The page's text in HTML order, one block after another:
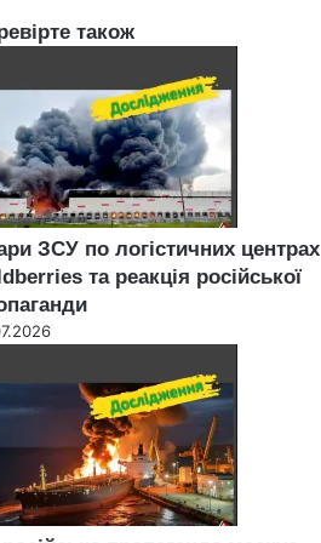
також
ЗСУ по логістичних центрах
та реакція російської